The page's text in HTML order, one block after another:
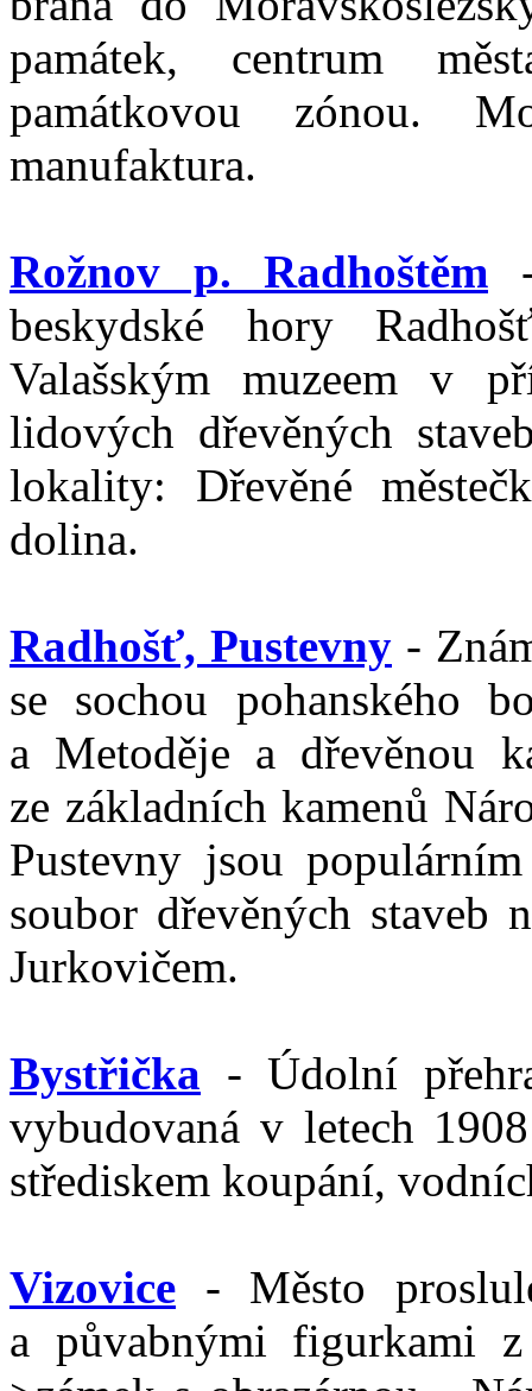
památek, centrum
památkovou zónou.
manufaktura.
Rožnov p. Radhoštěm
beskydské hory
Valašským muzeem v
lidových dřevěných
lokality: Dřevěné
dolina.
Radhošť, Pustevny -
se sochou pohanského
a Metoděje a dřevěnou
ze základních kamenů
Pustevny jsou
soubor dřevěných staveb
Jurkovičem.
Bystřička - Údolní
vybudovaná v letech
střediskem koupání,
Vizovice - Město
a půvabnými figurkami